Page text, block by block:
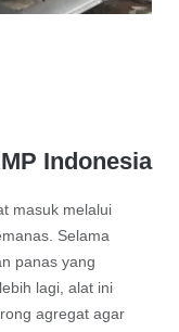
Indonesia
masuk melalui
Selama
panas yang
lagi, alat ini
agregat agar